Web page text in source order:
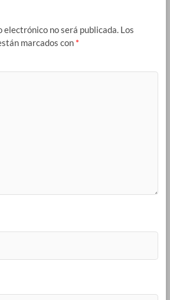
electrónico no será publicada. Los
marcados con *